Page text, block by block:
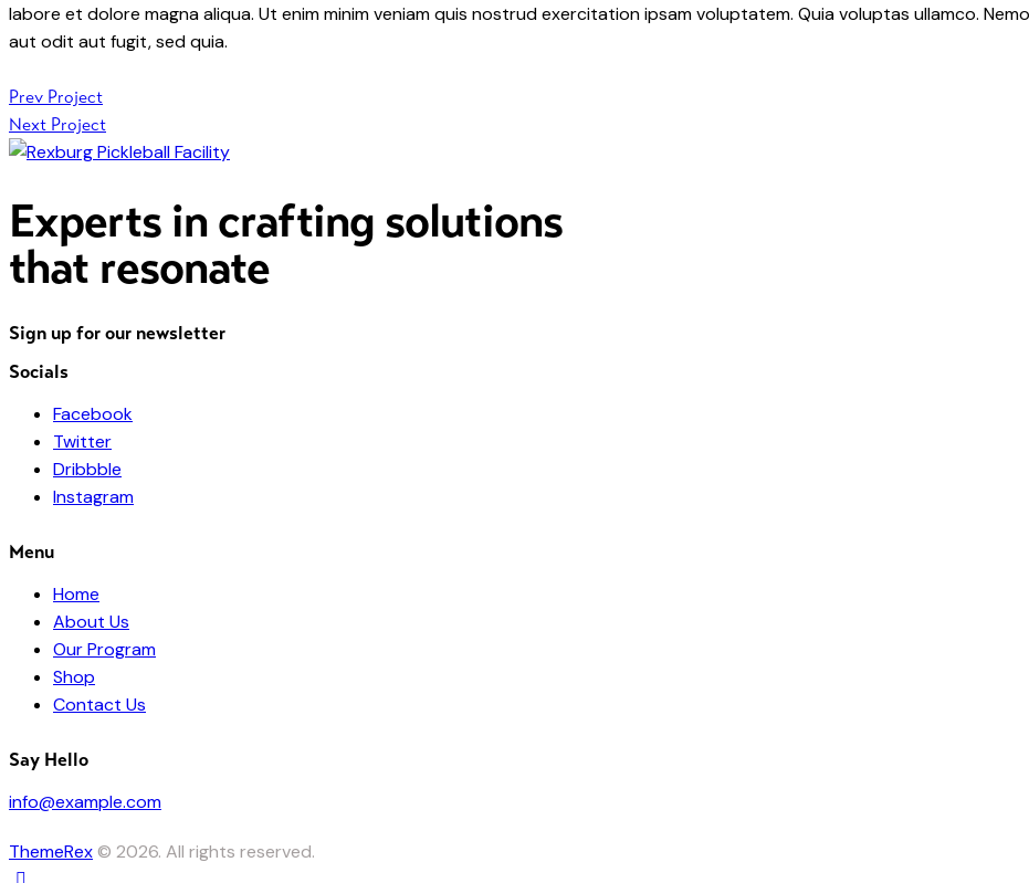
labore et dolore magna aliqua. Ut enim minim veniam quis nostrud exercitation ipsam voluptatem. Quia voluptas ullamco.
aut odit aut fugit, sed quia.
Post
navigation
Prev Project
Next Project
Experts in crafting solutions
that resonate
Sign up for our newsletter
Socials
Facebook
Twitter
Dribbble
Instagram
Menu
Home
About Us
Our Program
Shop
Contact Us
Say Hello
info@example.com
ThemeRex© 2026. All rights reserved.